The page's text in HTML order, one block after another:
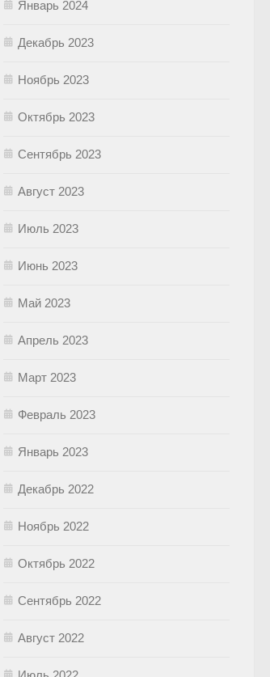
Январь 2024
Декабрь 2023
Ноябрь 2023
Октябрь 2023
Сентябрь 2023
Август 2023
Июль 2023
Июнь 2023
Май 2023
Апрель 2023
Март 2023
Февраль 2023
Январь 2023
Декабрь 2022
Ноябрь 2022
Октябрь 2022
Сентябрь 2022
Август 2022